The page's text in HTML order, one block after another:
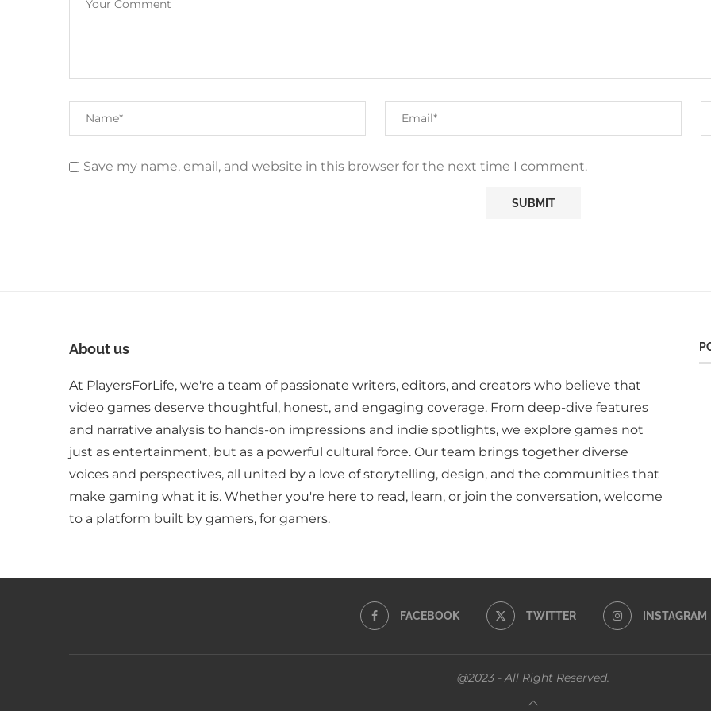
Save my name, email, and website in this browser for the next time I comment.
About us
At PlayersForLife, we're a team of passionate writers, editors, and creators who believe that
video games deserve thoughtful, honest, and engaging coverage. From deep-dive features
and narrative analysis to hands-on impressions and indie spotlights, we explore games not
just as entertainment, but as a powerful cultural force. Our team brings together diverse
voices and perspectives, all united by a love of storytelling, design, and the communities that
make gaming what it is. Whether you're here to read, learn, or join the conversation, welcome
to a platform built by gamers, for gamers.
FACEBOOK TWITTER INSTAGRAM
@2023 - All Right Reserved.